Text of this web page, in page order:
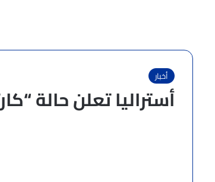
أخبار
أستراليا تعلن حالة